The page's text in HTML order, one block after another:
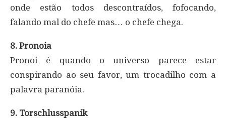
onde estão todos descontraídos, fofocando,
falando mal do chefe mas… o chefe chega.
8. Pronoia
Pronoi é quando o universo parece estar
conspirando ao seu favor, um trocadilho com a
palavra paranóia.
9. Torschlusspanik